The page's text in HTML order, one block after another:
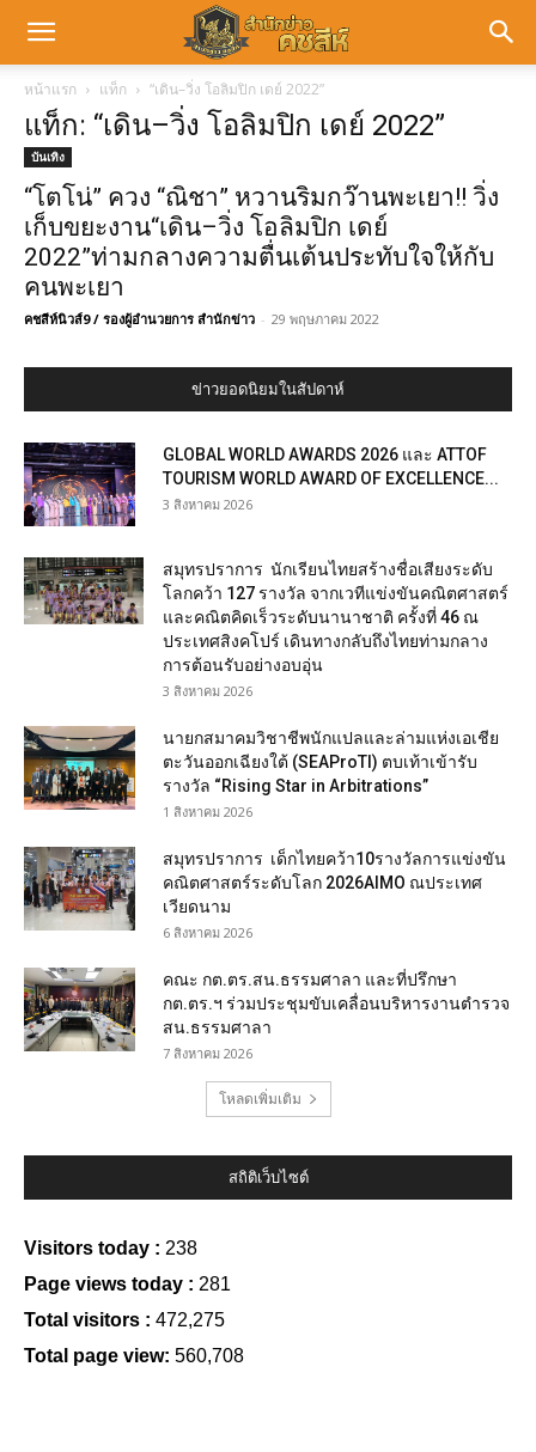
หน้าแรก แท็ก “เดิน–วิ่ง โอลิมปิก เดย์ 2022”
แท็ก: “เดิน–วิ่ง โอลิมปิก เดย์ 2022”
บันเทิง
“โตโน่” ควง “ณิชา” หวานริมกว๊านพะเยา!! วิ่ง
เก็บขยะงาน“เดิน–วิ่ง โอลิมปิก เดย์
2022”ท่ามกลางความตื่นเต้นประทับใจให้กับ
คนพะเยา
คชสีห์นิวส์9 / รองผู้อำนวยการ สำนักข่าว - 29 พฤษภาคม 2022
ข่าวยอดนิยมในสัปดาห์
GLOBAL WORLD AWARDS 2026 และ ATTOF
TOURISM WORLD AWARD OF EXCELLENCE...
3 สิงหาคม 2026
สมุทรปราการ นักเรียนไทยสร้างชื่อเสียงระดับ
โลกคว้า 127 รางวัล จากเวทีแข่งขันคณิตศาสตร์
และคณิตคิดเร็วระดับนานาชาติ ครั้งที่ 46 ณ
ประเทศสิงคโปร์ เดินทางกลับถึงไทยท่ามกลาง
การต้อนรับอย่างอบอุ่น
3 สิงหาคม 2026
นายกสมาคมวิชาชีพนักแปลและล่ามแห่งเอเชีย
ตะวันออกเฉียงใต้ (SEAProTI) ตบเท้าเข้ารับ
รางวัล “Rising Star in Arbitrations”
1 สิงหาคม 2026
สมุทรปราการ เด็กไทยคว้า10รางวัลการแข่งขัน
คณิตศาสตร์ระดับโลก 2026AIMO ณประเทศ
เวียดนาม
6 สิงหาคม 2026
คณะ กต.ตร.สน.ธรรมศาลา และที่ปรึกษา
กต.ตร.ฯ ร่วมประชุมขับเคลื่อนบริหารงานตำรวจ
สน.ธรรมศาลา
7 สิงหาคม 2026
โหลดเพิ่มเติม
สถิติเว็บไซต์
Visitors today : 238
Page views today : 281
Total visitors : 472,275
Total page view: 560,708